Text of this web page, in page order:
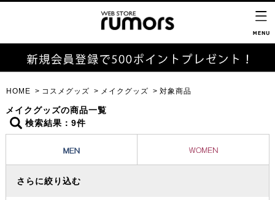
HOME コスメグッズ メイクグッズ 対象商品
メイクグッズの商品一覧
検索結果：9件
さらに絞り込む